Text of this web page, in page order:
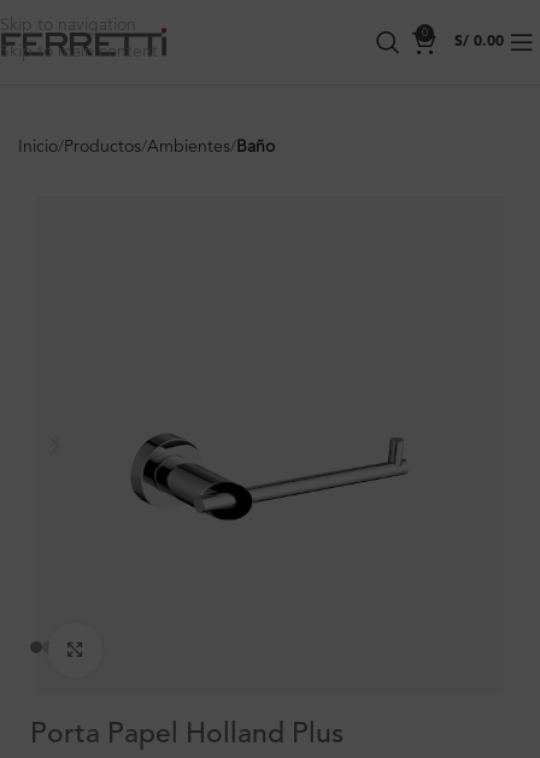
Skip to navigation
Skip to main content
0
S/ 0.00
Inicio Productos Ambientes Baño
Porta Papel Holland Plus